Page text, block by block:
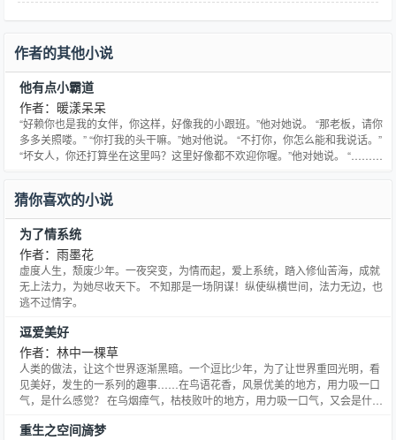
作者的其他小说
他有点小霸道
作者：暖漾呆呆
“好赖你也是我的女伴，你这样，好像我的小跟班。”他对她说。 “那老板，请你
多多关照喽。” “你打我的头干嘛。”她对他说。 “不打你，你怎么能和我说话。”
“坏女人，你还打算坐在这里吗？这里好像都不欢迎你喔。”他对她说。 “……”
猜你喜欢的小说
为了情系统
作者：雨墨花
虚度人生，颓废少年。一夜突变，为情而起，爱上系统，踏入修仙苦海，成就
无上法力，为她尽收天下。 不知那是一场阴谋！纵使纵横世间，法力无边，也
逃不过情字。
逗爱美好
作者：林中一棵草
人类的做法，让这个世界逐渐黑暗。一个逗比少年，为了让世界重回光明，看
见美好，发生的一系列的趣事……在鸟语花香，风景优美的地方，用力吸一口
气，是什么感觉？ 在乌烟瘴气，枯枝败叶的地方，用力吸一口气，又会是什么
的笑声……
重生之空间旖梦